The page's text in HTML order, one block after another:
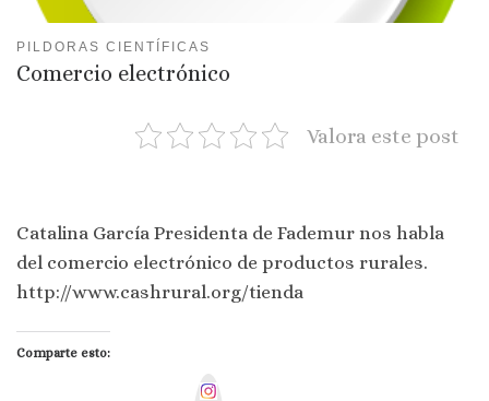
PILDORAS CIENTÍFICAS
Comercio electrónico
Valora este post
Catalina García Presidenta de Fademur nos habla
del comercio electrónico de productos rurales.
http://www.cashrural.org/tienda
Comparte esto: